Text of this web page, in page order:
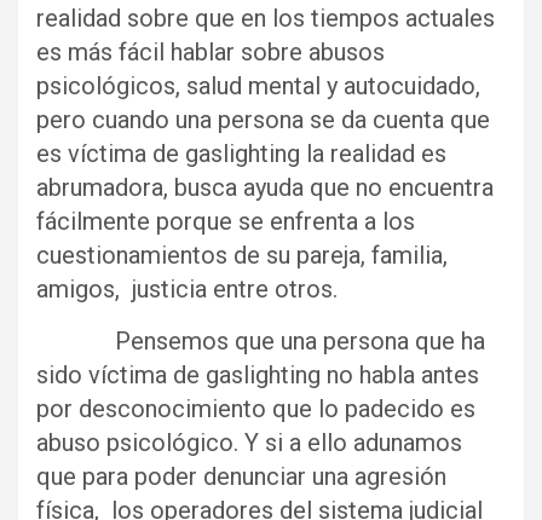
realidad sobre que en los tiempos actuales
es más fácil hablar sobre abusos
psicológicos, salud mental y autocuidado,
pero cuando una persona se da cuenta que
es víctima de gaslighting la realidad es
abrumadora, busca ayuda que no encuentra
fácilmente porque se enfrenta a los
cuestionamientos de su pareja, familia,
amigos, justicia entre otros.
Pensemos que una persona que ha
sido víctima de gaslighting no habla antes
por desconocimiento que lo padecido es
abuso psicológico. Y si a ello adunamos
que para poder denunciar una agresión
física, los operadores del sistema judicial